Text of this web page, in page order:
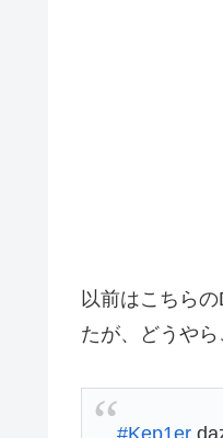
以前はこちら
たが、どうやら
#Kep1er